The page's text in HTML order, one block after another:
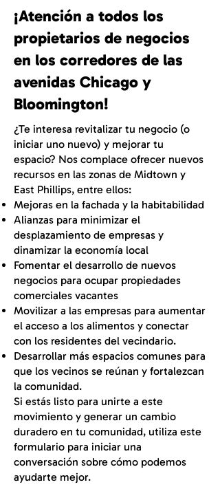
¡Atención a todos los
propietarios de negocios
en los corredores de las
avenidas Chicago y
Bloomington!
¿Te interesa revitalizar tu negocio (o
iniciar uno nuevo) y mejorar tu
espacio? Nos complace ofrecer nuevos
recursos en las zonas de Midtown y
East Phillips, entre ellos:
Mejoras en la fachada y la habitabilidad
Alianzas para minimizar el
desplazamiento de empresas y
dinamizar la economía local
Fomentar el desarrollo de nuevos
negocios para ocupar propiedades
comerciales vacantes
Movilizar a las empresas para aumentar
el acceso a los alimentos y conectar
con los residentes del vecindario.
Desarrollar más espacios comunes para
que los vecinos se reúnan y fortalezcan
la comunidad.
Si estás listo para unirte a este
movimiento y generar un cambio
duradero en tu comunidad, utiliza este
formulario para iniciar una
conversación sobre cómo podemos
ayudarte mejor.